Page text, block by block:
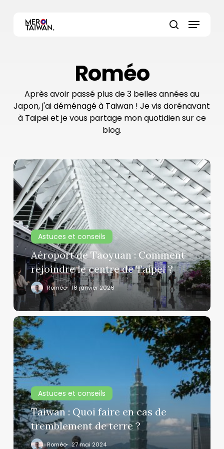
Menu
Roméo
Après avoir passé plus de 3 belles années au
Japon, j'ai déménagé à Taiwan ! Je vis dorénavant
à Taipei et je vous partage mon quotidien sur ce
blog.
Aéroport
de
Taoyuan
:
Comment
rejoindre
le
centre
Taipei
?
Astuces et conseils
Aéroport de Taoyuan : Comment
rejoindre le centre de Taipei ?
Roméo 18 janvier 2026
Taiwan
:
Quoi
faire
en
cas
de
tremblement
de
terre
?
Astuces et conseils
Taiwan : Quoi faire en cas de
tremblement de terre ?
Roméo 27 mai 2024